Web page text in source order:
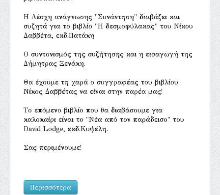
Η Λέσχη ανάγνωσης "Συνάντηση" διαβάζει και
συζητά για το βιβλίο "Η δεσμοφύλακας" του Νίκου
Δαββέτα, εκδ.Πατάκη
Ο συντονισμός της συζήτησης και η εισαγωγή της
Δήμητρας Ξενάκη.
Θα έχουμε τη χαρά ο συγγραφέας του βιβλίου
Νίκος Δαββέτας να είναι στην παρέα μας!
Tο επόμενο βιβλίο που θα διαβάσουμε για
καλοκαίρι είναι το "Νέα από τον παράδεισο" του
David Lodge, εκδ.Κυψέλη.
Σας περιμένουμε!
Περισσότερα